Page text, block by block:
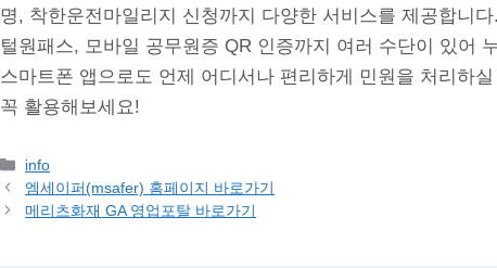
명, 착한운전마일리지 신청까지 다양한 서비스를 제공합니
털원패스, 모바일 공무원증 QR 인증까지 여러 수단이 있어
스마트폰 앱으로도 언제 어디서나 편리하게 민원을 처리하
꼭 활용해보세요!
카
테
고
info
엠세이퍼(msafer) 홈페이지 바로가기
메리츠화재 GA 영업포탈 바로가기